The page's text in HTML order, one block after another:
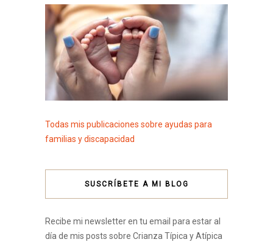
Todas mis publicaciones sobre ayudas para
familias y discapacidad
SUSCRÍBETE A MI BLOG
Recibe mi newsletter en tu email para estar al
día de mis posts sobre Crianza Típica y Atípica